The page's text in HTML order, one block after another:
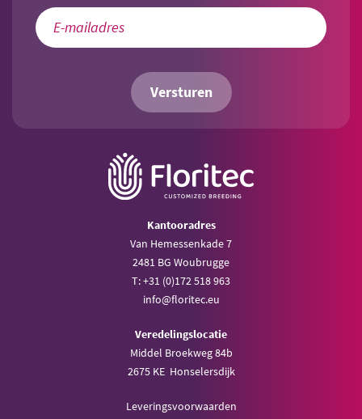
Versturen
Kantooradres
Van Hemessenkade 7
2481 BG Woubrugge
T: +31 (0)172 518 963
info@floritec.eu
Veredelingslocatie
Middel Broekweg 84b
2675 KE Honselersdijk
Leveringsvoorwaarden